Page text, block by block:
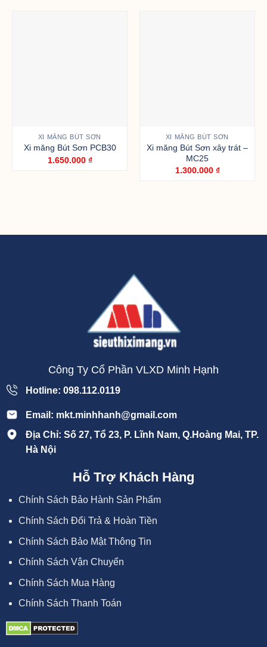
XI MĂNG BÚT SƠN
Xi măng Bút Sơn PCB30
1.650.000 ₫
XI MĂNG BÚT SƠN
Xi măng Bút Sơn xây trát –
MC25
1.300.000 ₫
Công Ty Cổ Phần VLXD Minh Hạnh
Hotline: 098.112.0119
Email: mkt.minhhanh@gmail.com
Địa Chỉ: Số 27, Tổ 23, P. Lĩnh Nam, Q.Hoàng Mai, TP.
Hà Nội
Hỗ Trợ Khách Hàng
Chính Sách Bảo Hành Sản Phẩm
Chính Sách Đổi Trả & Hoàn Tiền
Chính Sách Bảo Mật Thông Tin
Chính Sách Vận Chuyển
Chính Sách Mua Hàng
Chính Sách Thanh Toán